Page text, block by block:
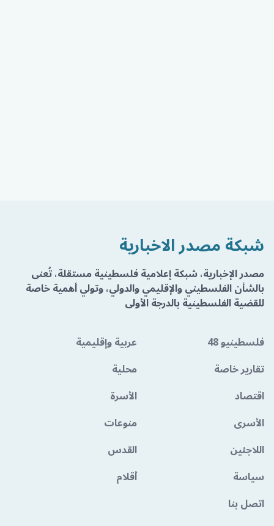
شبكة مصدر الاخبارية
مصدر الإخبارية، شبكة إعلامية فلسطينية مستقلة، تُعنى
بالشأن الفلسطيني والإقليمي والدولي، وتولي أهمية خاصة
للقضية الفلسطينية بالدرجة الأولى
فلسطينيو 48
عربية وإقليمية
تقارير خاصة
محلية
اقتصاد
الأسرة
الأسرى
منوعات
اللاجئين
القدس
سياسة
أقلام
اتصل بنا